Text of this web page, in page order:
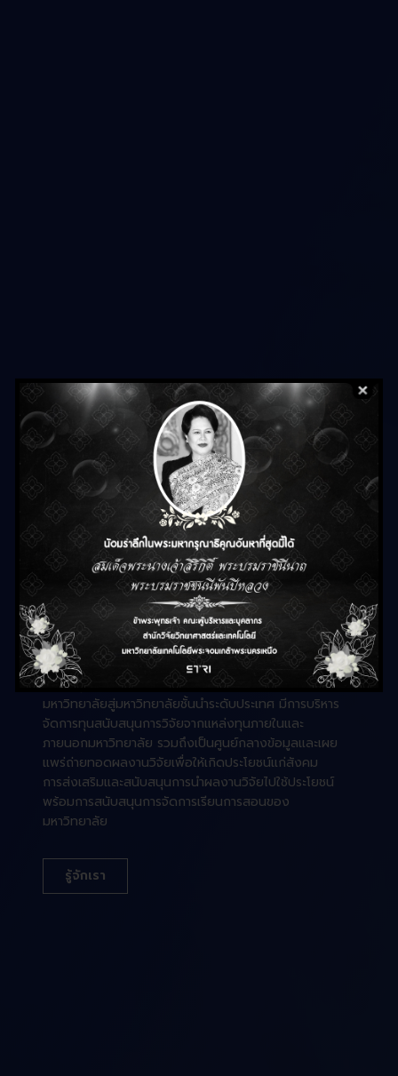
สำนักวิจัยวิทยาศาสตร์และ
เทคโนโลยี
เป็นส่วนงานที่รับผิดชอบการบริหารจัดการ ส่งเสริมและ
สนับสนุนงานวิจัยสู่การนำไปใช้ประโยชน์ เพื่อขับเคลื่อน
มหาวิทยาลัยสู่มหาวิทยาลัยชั้นนำระดับประเทศ มีการบริหาร
จัดการทุนสนับสนุนการวิจัยจากแหล่งทุนภายในและ
ภายนอกมหาวิทยาลัย รวมถึงเป็นศูนย์กลางข้อมูลและเผย
แพร่ถ่ายทอดผลงานวิจัยเพื่อให้เกิดประโยชน์แก่สังคม
การส่งเสริมและสนับสนุนการนำผลงานวิจัยไปใช้ประโยชน์
พร้อมการสนับสนุนการจัดการเรียนการสอนของ
มหาวิทยาลัย
รู้จักเรา